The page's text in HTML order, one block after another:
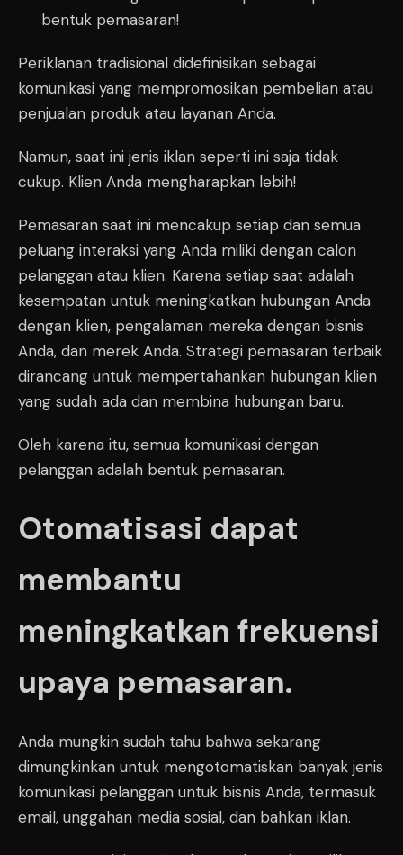
bentuk pemasaran!
Periklanan tradisional didefinisikan sebagai
komunikasi yang mempromosikan pembelian atau
penjualan produk atau layanan Anda.
Namun, saat ini jenis iklan seperti ini saja tidak
cukup. Klien Anda mengharapkan lebih!
Pemasaran saat ini mencakup setiap dan semua
peluang interaksi yang Anda miliki dengan calon
pelanggan atau klien. Karena setiap saat adalah
kesempatan untuk meningkatkan hubungan Anda
dengan klien, pengalaman mereka dengan bisnis
Anda, dan merek Anda. Strategi pemasaran terbaik
dirancang untuk mempertahankan hubungan klien
yang sudah ada dan membina hubungan baru.
Oleh karena itu, semua komunikasi dengan
pelanggan adalah bentuk pemasaran.
Otomatisasi dapat
membantu
meningkatkan frekuensi
upaya pemasaran.
Anda mungkin sudah tahu bahwa sekarang
dimungkinkan untuk mengotomatiskan banyak jenis
komunikasi pelanggan untuk bisnis Anda, termasuk
email, unggahan media sosial, dan bahkan iklan.